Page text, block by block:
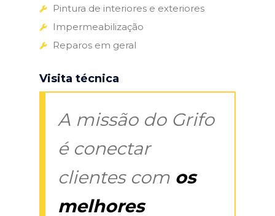
Pintura de interiores e exteriores
Impermeabilização
Reparos em geral
Visita técnica
A missão do Grifo
é conectar
clientes com os
melhores